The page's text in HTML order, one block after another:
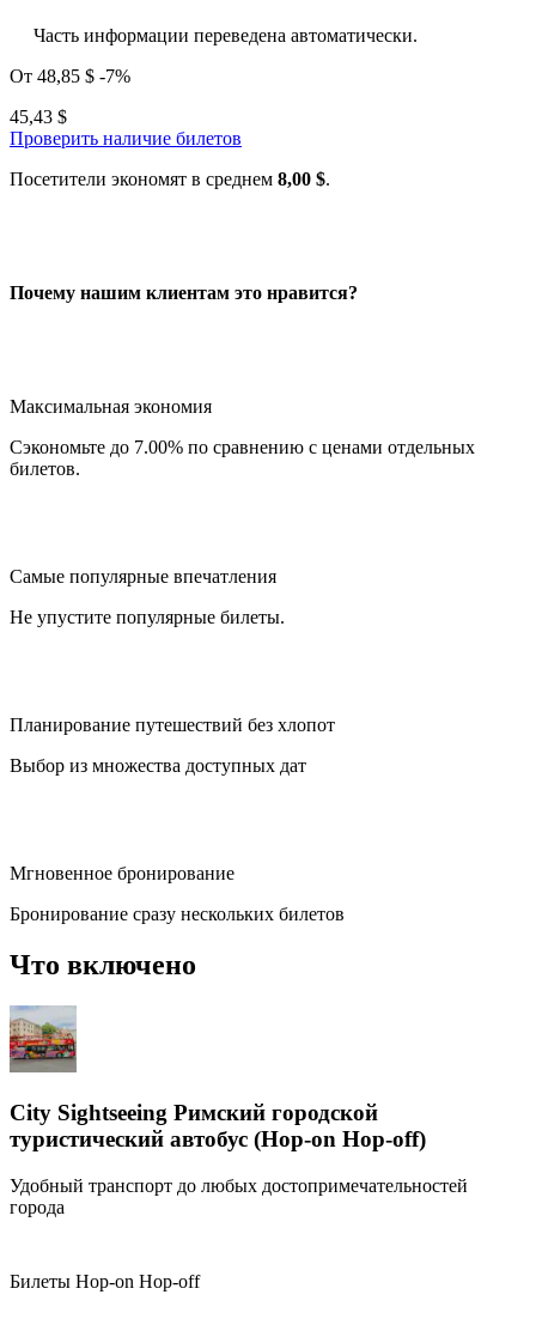
Часть информации переведена автоматически.
От 48,85 $ -7%
45,43 $
Проверить наличие билетов
Посетители экономят в среднем 8,00 $.
Почему нашим клиентам это нравится?
Максимальная экономия
Сэкономьте до 7.00% по сравнению с ценами отдельных
билетов.
Самые популярные впечатления
Не упустите популярные билеты.
Планирование путешествий без хлопот
Выбор из множества доступных дат
Мгновенное бронирование
Бронирование сразу нескольких билетов
Что включено
City Sightseeing Римский городской
туристический автобус (Hop-on Hop-off)
Удобный транспорт до любых достопримечательностей
города
Билеты Hop-on Hop-off